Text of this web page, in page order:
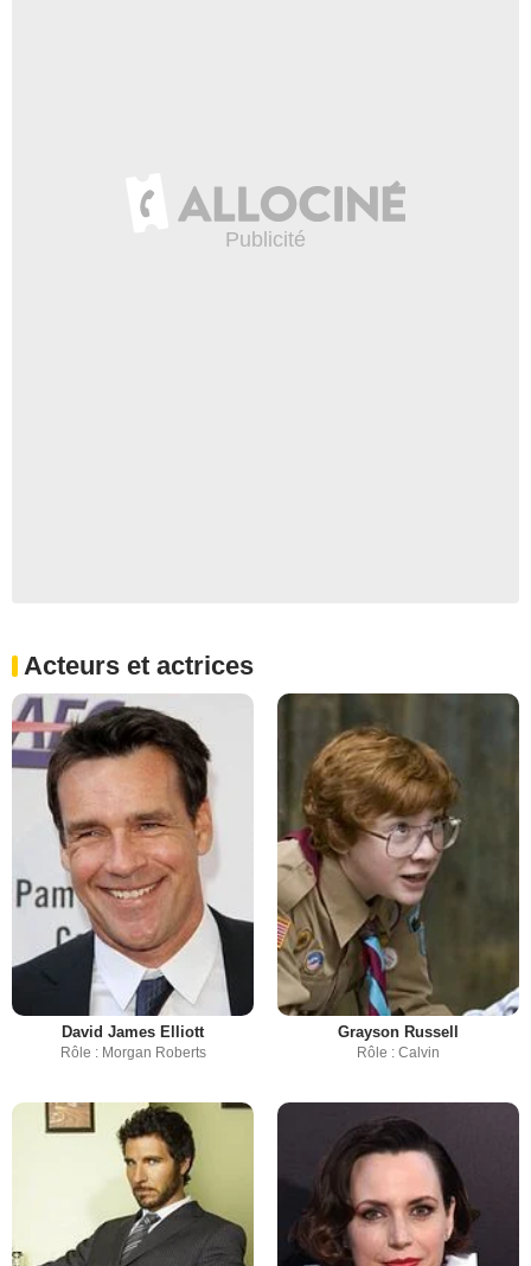
Acteurs et actrices
David James Elliott
Rôle : Morgan Roberts
Grayson Russell
Rôle : Calvin